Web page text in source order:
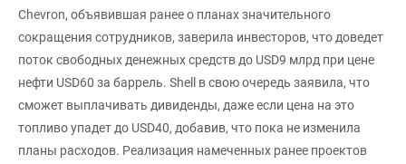
Chevron, объявившая ранее о планах значительного
сокращения сотрудников, заверила инвесторов, что доведет
поток свободных денежных средств до USD9 млрд при цене
нефти USD60 за баррель. Shell в свою очередь заявила, что
сможет выплачивать дивиденды, даже если цена на это
топливо упадет до USD40, добавив, что пока не изменила
планы расходов. Реализация намеченных ранее проектов